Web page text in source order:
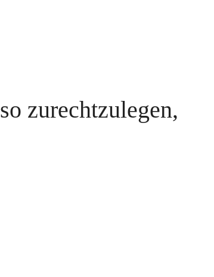
so zurechtzulegen,